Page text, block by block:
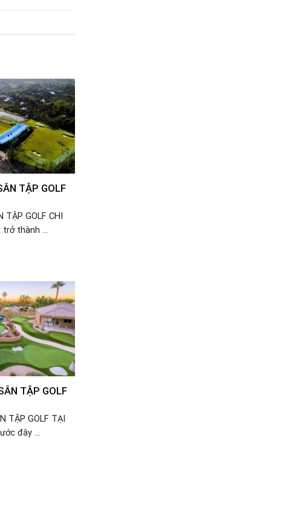
TẬP GOLF
TẬP GOLF CHI
thành ...
TẬP GOLF
TẬP GOLF TẠI
đây ...